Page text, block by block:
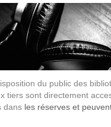
du public des
tiers sont directement
dans les réserves et